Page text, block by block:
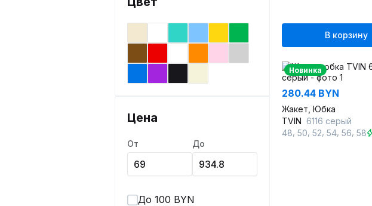
Цена
От До
До 100 BYN
В корзину
Новинка
280.44 BYN
Жакет, Юбка
TVIN 6116 серый
48 50 52 54 56 58